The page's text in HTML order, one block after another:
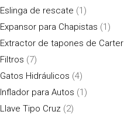
Eslinga de rescate (1)
Expansor para Chapistas (1)
Extractor de tapones de Carter
Filtros (7)
Gatos Hidráulicos (4)
Inflador para Autos (1)
Llave Tipo Cruz (2)